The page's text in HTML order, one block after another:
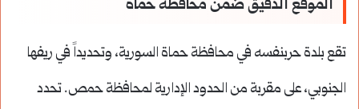
الموقع الدقيق ضمن محافظة حماة
تقع بلدة حربنفسه في محافظة حماة السورية، وتحديداً في ريفها
الجنوبي، على مقربة من الحدود الإدارية لمحافظة حمص.تحدد